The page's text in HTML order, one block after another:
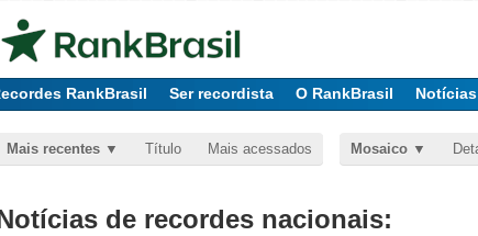
RankBrasil Ser recordista O RankBrasil Notícias
Mais recentes Título Mais acessados Mosaico
de recordes nacionais: